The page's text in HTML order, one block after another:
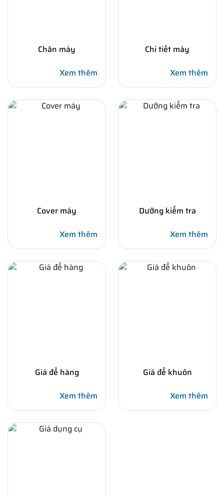
Chân máy
Xem thêm
Chi tiết máy
Xem thêm
Cover máy
Xem thêm
Dưỡng kiểm tra
Xem thêm
Giá để hàng
Xem thêm
Giá để khuôn
Xem thêm